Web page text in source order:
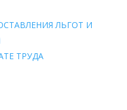
ЛЬГОТ И
ТРУДА